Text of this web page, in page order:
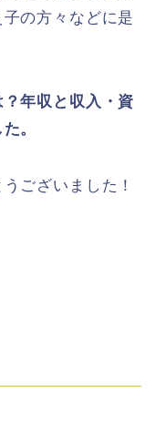
の方々などに是
年収と収入・資
。
ございました！